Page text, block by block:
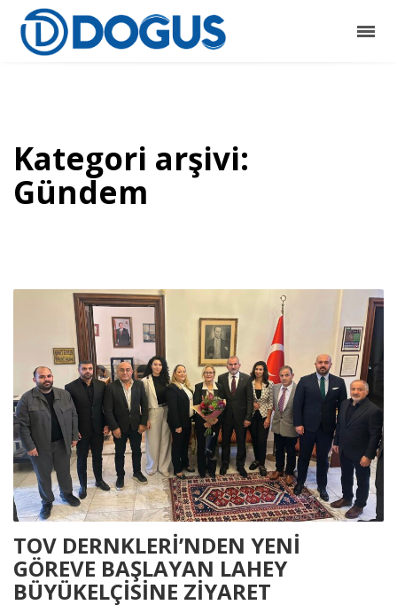
Kategori arşivi:
Gündem
TOV DERNKLERİ’NDEN YENİ
GÖREVE BAŞLAYAN LAHEY
BÜYÜKELÇİSİNE ZİYARET